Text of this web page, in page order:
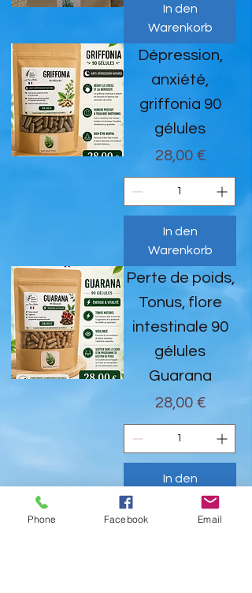
In den
Warenkorb
Dépression,
anxiété,
griffonia 90
gélules
Preis
28,00 €
In den
Warenkorb
Perte de poids,
Tonus, flore
intestinale 90
gélules
Guarana
Preis
28,00 €
In den
Warenkorb
Perte de poids,
Phone Facebook Email